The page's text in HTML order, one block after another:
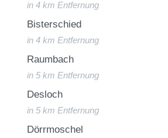
in 4 km Entfernung
Bisterschied
in 4 km Entfernung
Raumbach
in 5 km Entfernung
Desloch
in 5 km Entfernung
Dörrmoschel